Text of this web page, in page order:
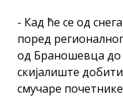
- Кад ће се од
поред
од Браношевца
скијалиште
смучаре